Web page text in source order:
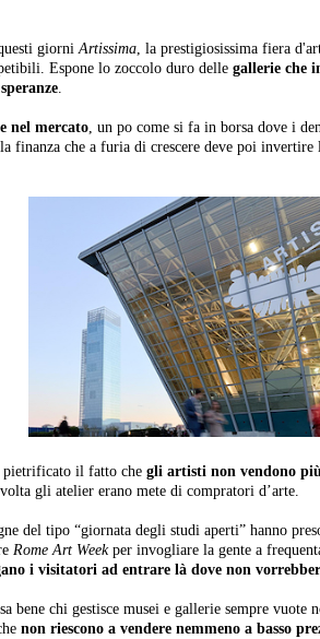
giorniArtissima, la prestigiosissima fiera
Espone lo zoccolo duro delle gallerie che
.
nel mercato, un po come si fa in borsa dove i
finanza che a furia di crescere deve poi invertire
pietrificato il fatto che gli artisti non vendono
gli atelier erano mete di compratori d’arte.
del tipo “giornata degli studi aperti” hanno
Rome Art Weekper invogliare la gente a
i visitatori ad entrare là dove non
bene chi gestisce musei e gallerie sempre vuote
non riescono a vendere nemmeno a basso